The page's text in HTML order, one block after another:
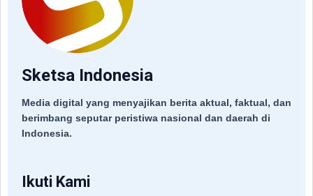
Sketsa Indonesia
Media digital yang menyajikan berita aktual, faktual, dan
berimbang seputar peristiwa nasional dan daerah di
Indonesia.
Ikuti Kami